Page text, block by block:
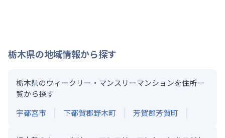
栃木県の地域情報から探す
栃木県のウィークリー・マンスリーマンションを住所一
覧から探す
宇都宮市
下都賀郡野木町 芳賀郡芳賀町